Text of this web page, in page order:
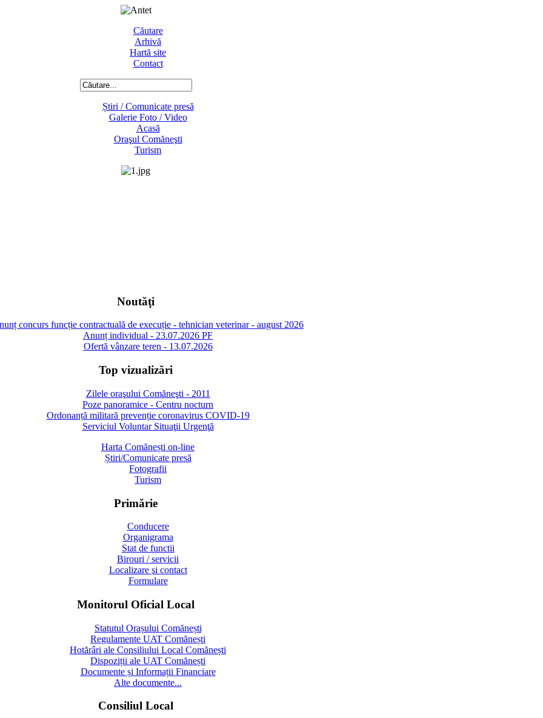
Căutare
Arhivă
Hartă site
Contact
Știri / Comunicate presă
Galerie Foto / Video
Acasă
Oraşul Comăneşti
Turism
Noutăţi
concurs funcție contractuală de execuție - tehnician veterinar - august 2026
Anunț individual - 23.07.2026 PF
Ofertă vânzare teren - 13.07.2026
Top vizualizări
Zilele oraşului Comăneşti - 2011
Poze panoramice - Centru nocturn
Ordonanță militară prevenție coronavirus COVID-19
Serviciul Voluntar Situaţii Urgenţă
Harta Comănești on-line
Știri/Comunicate presă
Fotografii
Turism
Primărie
Conducere
Organigrama
Stat de functii
Birouri / servicii
Localizare şi contact
Formulare
Monitorul Oficial Local
Statutul Orașului Comănești
Regulamente UAT Comănești
Hotărâri ale Consiliului Local Comănești
Dispoziții ale UAT Comănești
Documente și Informații Financiare
Alte documente...
Consiliul Local